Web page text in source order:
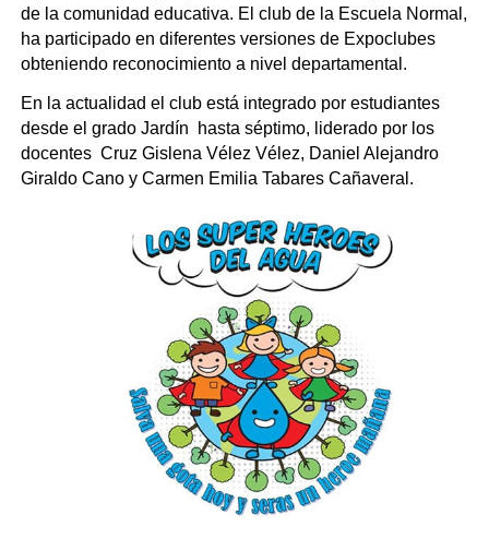
de la comunidad educativa. El club de la Escuela Normal,
ha participado en diferentes versiones de Expoclubes
obteniendo reconocimiento a nivel departamental.
En la actualidad el club está integrado por estudiantes
desde el grado Jardín hasta séptimo, liderado por los
docentes Cruz Gislena Vélez Vélez, Daniel Alejandro
Giraldo Cano y Carmen Emilia Tabares Cañaveral.